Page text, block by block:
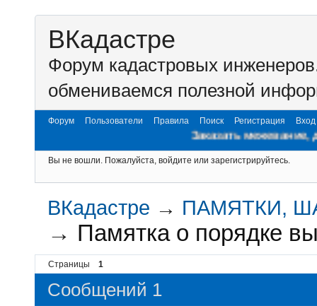
ВКадастре
Форум кадастровых
обмениваемся полезной
Форум Пользователи Правила Поиск Регистрация Вход
Заказать межевание,
Вы не вошли. Пожалуйста, войдите или зарегистрируйтесь.
ВКадастре → ПАМЯТКИ,
→ Памятка о порядке
Страницы 1
Сообщений 1